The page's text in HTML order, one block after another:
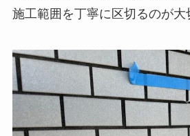
施工範囲を丁寧に区切るのが大